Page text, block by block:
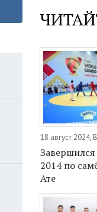
18 август 2024,
2014 по
Ате